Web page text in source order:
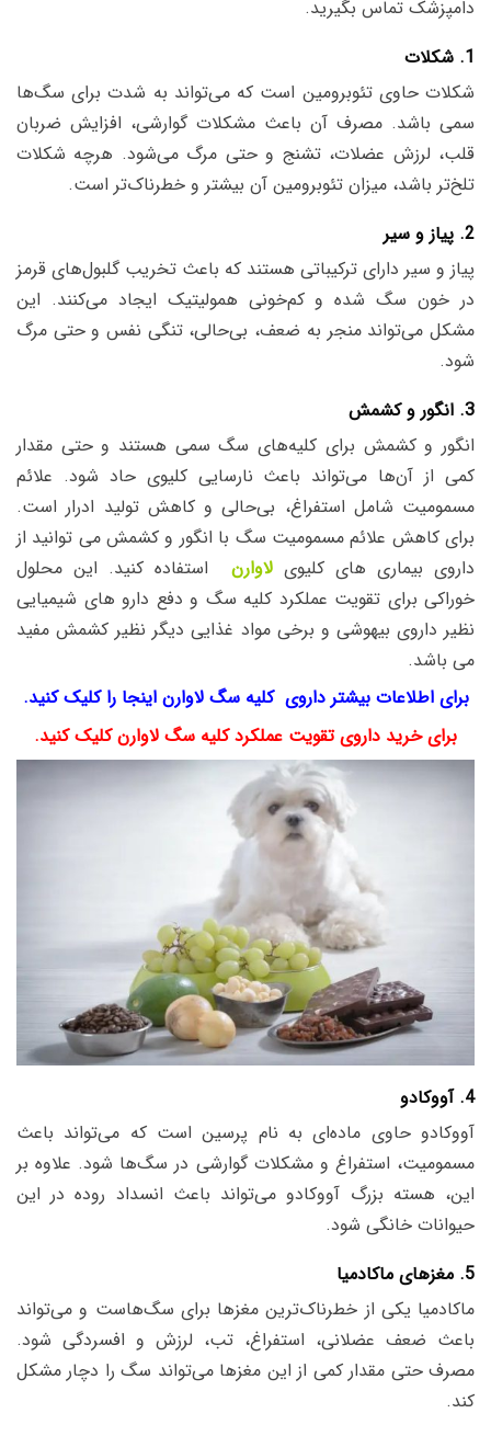
دامپزشک تماس بگیرید.
1. شکلات
شکلات حاوی تئوبرومین است که می‌تواند به شدت برای سگ‌ها
سمی باشد. مصرف آن باعث مشکلات گوارشی، افزایش ضربان
قلب، لرزش عضلات، تشنج و حتی مرگ می‌شود. هرچه شکلات
تلخ‌تر باشد، میزان تئوبرومین آن بیشتر و خطرناک‌تر است.
2. پیاز و سیر
پیاز و سیر دارای ترکیباتی هستند که باعث تخریب گلبول‌های قرمز
در خون سگ شده و کم‌خونی همولیتیک ایجاد می‌کنند. این
مشکل می‌تواند منجر به ضعف، بی‌حالی، تنگی نفس و حتی مرگ
شود.
3. انگور و کشمش
انگور و کشمش برای کلیه‌های سگ سمی هستند و حتی مقدار
کمی از آن‌ها می‌تواند باعث نارسایی کلیوی حاد شود. علائم
مسمومیت شامل استفراغ، بی‌حالی و کاهش تولید ادرار است.
برای کاهش علائم مسمومیت سگ با انگور و کشمش می توانید از
داروی بیماری های کلیویلاوارن استفاده کنید. این محلول
خوراکی برای تقویت عملکرد کلیه سگ و دفع دارو های شیمیایی
نظیر داروی بیهوشی و برخی مواد غذایی دیگر نظیر کشمش مفید
می باشد.
برای اطلاعات بیشتر داروی کلیه سگ لاوارن اینجا را کلیک کنید.
برای خرید داروی تقویت عملکرد کلیه سگ لاوارن کلیک کنید.
4. آووکادو
آووکادو حاوی ماده‌ای به نام پرسین است که می‌تواند باعث
مسمومیت، استفراغ و مشکلات گوارشی در سگ‌ها شود. علاوه بر
این، هسته بزرگ آووکادو می‌تواند باعث انسداد روده در این
حیوانات خانگی شود.
5. مغزهای ماکادمیا
ماکادمیا یکی از خطرناک‌ترین مغزها برای سگ‌هاست و می‌تواند
باعث ضعف عضلانی، استفراغ، تب، لرزش و افسردگی شود.
مصرف حتی مقدار کمی از این مغزها می‌تواند سگ را دچار مشکل
کند.